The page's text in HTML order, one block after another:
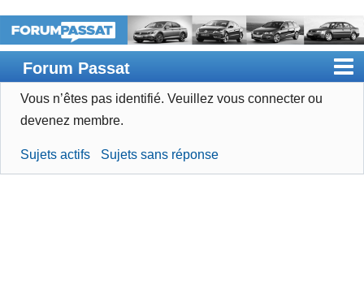
Forum Passat
Accueil
Devenir membre
Vous n’êtes pas identifié. Veuillez vous connecter ou
devenez membre.
Sujets actifs Sujets sans réponse